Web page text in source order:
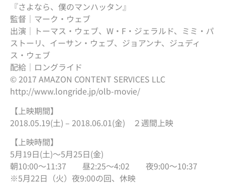
『さよなら、僕のマンハッタン』
監督｜マーク・ウェブ
出演｜トーマス・ウェブ、W・F・ジェラルド、ミミ・パ
ストーリ、イーサン・ウェブ、ジョアンナ、ジュディ
ス・ウェブ
配給｜ロングライド
© 2017 AMAZON CONTENT SERVICES LLC
http://www.longride.jp/olb-movie/
【上映期間】
2018.05.19(土) – 2018.06.01(金) ２週間上映
【上映時間】
5月19日(土)〜5月25日(金)
朝10:00〜11:37 昼2:25〜4:02 夜9:00〜10:37
※5月22日（火）夜9:00の回、休映